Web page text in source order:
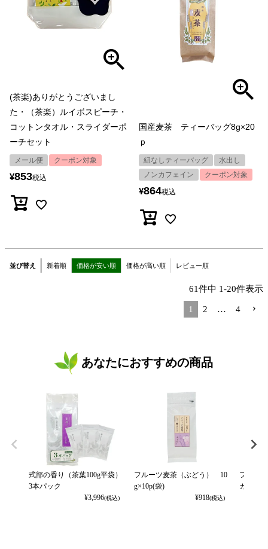
(茶楽)ありがとうございまし
た・（茶楽）ルイボスピーチ・
コットンタオル・スライダーポ
ーチセット
メール便 クーポン対象
¥853税込
国産麦茶 ティーバッグ8g×20
ｐ
紐なしティーバッグ
水出し
ノンカフェイン
クーポン対象
¥864税込
並び替え 新着順 価格が安い順 価格が高い順 レビュー順
61件中 1-20件表示
1 2 … 4
あなたにおすすめの商品
式部の香り（茶葉100g平袋）
3本パック
¥3,996(税込)
フルーツ麦茶（ぶどう） 10
g×10p(袋)
¥918(税込)
フルー
カット